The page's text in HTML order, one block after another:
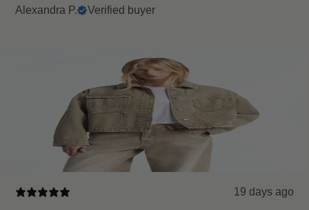
Alexandra P. Verified buyer
19 days ago